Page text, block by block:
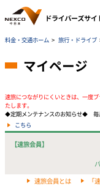
料金・交通ホーム > 旅行・ドライブ
マイページ
速旅につながりにくいときは、一度
たします。
◆定期メンテナンスのお知らせ◆ 毎
こちら
【速旅会員】
速旅会員とは 「